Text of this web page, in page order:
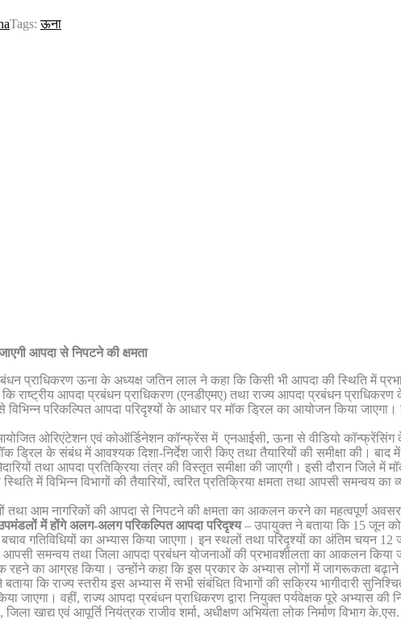
Tags:ऊना
आपदा से निपटने की क्षमता
प्राधिकरण ऊना के अध्यक्ष जतिन लाल ने कहा कि किसी भी आपदा की स्थिति में
आपदा प्रबंधन प्राधिकरण (एनडीएमए) तथा राज्य आपदा प्रबंधन प्राधिकरण
परिकल्पित आपदा परिदृश्यों के आधार पर मॉक ड्रिल का आयोजन किया जाएगा।
ओरिएंटेशन एवं कोऑर्डिनेशन कॉन्फ्रेंस में एनआईसी, ऊना से वीडियो कॉन्फ्रेंसिंग
ड्रिल के संबंध में आवश्यक दिशा-निर्देश जारी किए तथा तैयारियों की समीक्षा की।
तथा आपदा प्रतिक्रिया तंत्र की विस्तृत समीक्षा की जाएगी। इसी दौरान जिले
में विभिन्न विभागों की तैयारियों, त्वरित प्रतिक्रिया क्षमता तथा आपसी समन्वय
तथा आम नागरिकों की आपदा से निपटने की क्षमता का आकलन करने का महत्वपूर्ण
उपमंडलों में होंगे अलग-अलग परिकल्पित आपदा परिदृश्य– उपायुक्त ने बताया कि 15 जून
गतिविधियों का अभ्यास किया जाएगा। इन स्थलों तथा परिदृश्यों का अंतिम चयन
आपसी समन्वय तथा जिला आपदा प्रबंधन योजनाओं की प्रभावशीलता का आकलन
रहने का आग्रह किया। उन्होंने कहा कि इस प्रकार के अभ्यास लोगों में जागरूकता
कि राज्य स्तरीय इस अभ्यास में सभी संबंधित विभागों की सक्रिय भागीदारी
जाएगा। वहीं, राज्य आपदा प्रबंधन प्राधिकरण द्वारा नियुक्त पर्यवेक्षक पूरे
खाद्य एवं आपूर्ति नियंत्रक राजीव शर्मा, अधीक्षण अभियंता लोक निर्माण विभाग